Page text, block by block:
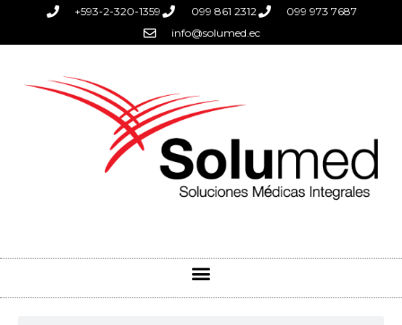
+593-2-320-1359 099 861 2312
099 973 7687
info@solumed.ec